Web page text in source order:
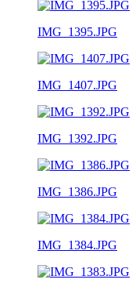
IMG_1395.JPG
IMG_1407.JPG
IMG_1392.JPG
IMG_1386.JPG
IMG_1384.JPG